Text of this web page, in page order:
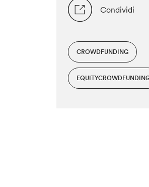
Condividi
CROWDFUNDING